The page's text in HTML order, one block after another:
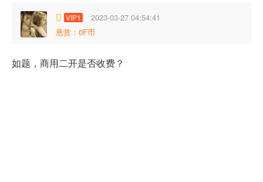
VIP1
2023-03-27 04:54:41
悬赏：0F币
如题，商用二开是否收费？